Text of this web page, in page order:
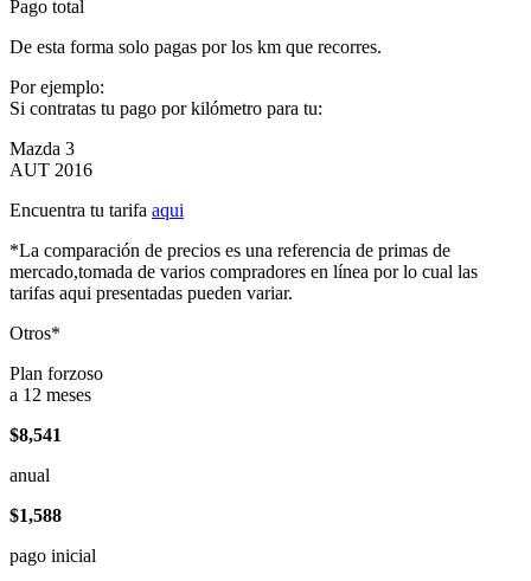
Pago total
De esta forma solo pagas por los km que recorres.
Por ejemplo:
Si contratas tu pago por kilómetro para tu:
Mazda 3
AUT 2016
Encuentra tu tarifa aqui
*La comparación de precios es una referencia de primas de
mercado,tomada de varios compradores en línea por lo cual las
tarifas aqui presentadas pueden variar.
Otros*
Plan forzoso
a 12 meses
$8,541
anual
$1,588
pago inicial